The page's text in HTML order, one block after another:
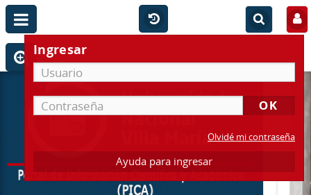
Ingresar
Olvidé mi contraseña
Ayuda para ingresar